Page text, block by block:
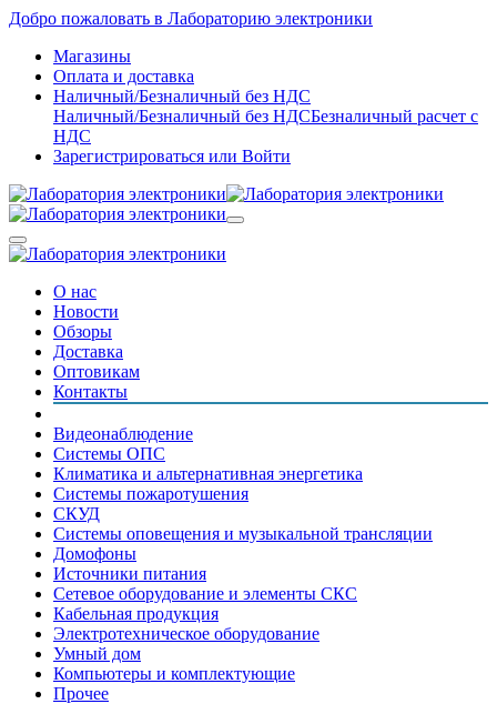
Добро пожаловать в Лабораторию электроники
Магазины
Оплата и доставка
Наличный/Безналичный без НДС
Наличный/Безналичный без НДСБезналичный расчет с
НДС
Зарегистрироваться или Войти
О нас
Новости
Обзоры
Доставка
Оптовикам
Контакты
Видеонаблюдение
Системы ОПС
Климатика и альтернативная энергетика
Системы пожаротушения
СКУД
Системы оповещения и музыкальной трансляции
Домофоны
Источники питания
Сетевое оборудование и элементы СКС
Кабельная продукция
Электротехническое оборудование
Умный дом
Компьютеры и комплектующие
Прочее